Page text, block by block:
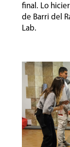
final. Lo
de Barri del
Lab.